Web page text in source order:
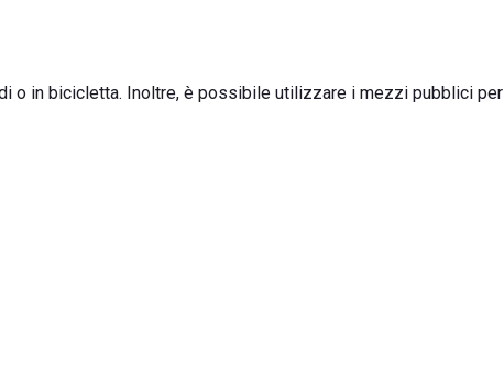
o in bicicletta. Inoltre, è possibile utilizzare i mezzi pubblici per